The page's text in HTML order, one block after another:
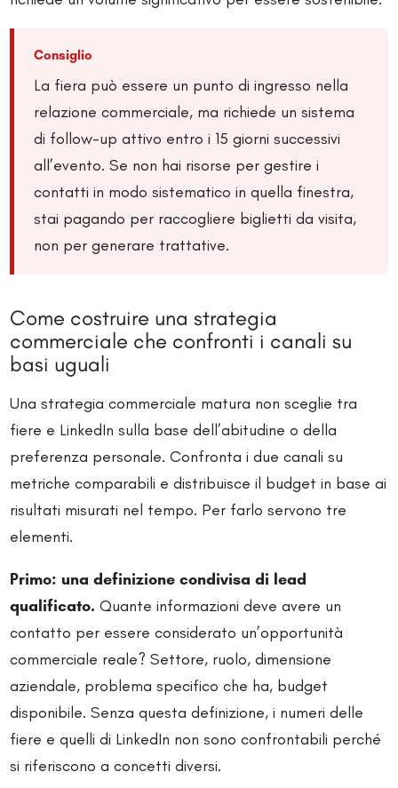
Consiglio
La fiera può essere un punto di ingresso nella
relazione commerciale, ma richiede un sistema
di follow-up attivo entro i 15 giorni successivi
all’evento. Se non hai risorse per gestire i
contatti in modo sistematico in quella finestra,
stai pagando per raccogliere biglietti da visita,
non per generare trattative.
Come costruire una strategia
commerciale che confronti i canali su
basi uguali
Una strategia commerciale matura non sceglie tra
fiere e LinkedIn sulla base dell’abitudine o della
preferenza personale. Confronta i due canali su
metriche comparabili e distribuisce il budget in base ai
risultati misurati nel tempo. Per farlo servono tre
elementi.
Primo: una definizione condivisa di lead
qualificato. Quante informazioni deve avere un
contatto per essere considerato un’opportunità
commerciale reale? Settore, ruolo, dimensione
aziendale, problema specifico che ha, budget
disponibile. Senza questa definizione, i numeri delle
fiere e quelli di LinkedIn non sono confrontabili perché
si riferiscono a concetti diversi.